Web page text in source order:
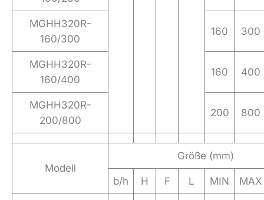
MGHH320R-
160/300
160 300
MGHH320R-
160/400
160 400
MGHH320R-
200/800
200 800
Modell
Größe (mm)
b/h H F L MIN MAX